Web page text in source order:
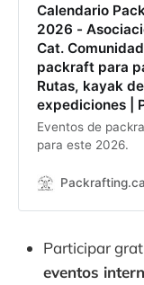
Calendario
2026 -
Cat.
packraft para
Rutas, kayak
expediciones |
Eventos de
para este 2026.
Participar
eventos